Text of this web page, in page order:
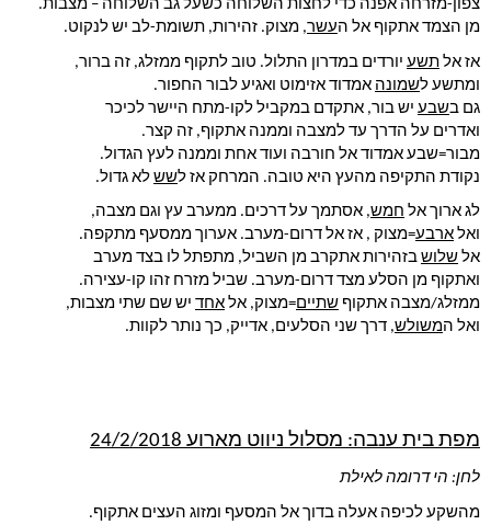
צפון-מזרחה אפנה כדי לחצות השלוחה כשעל גב השלוחה – מצבות.
מן הצמד אתקוף אל העשר, מצוק. זהירות, תשומת-לב יש לנקוט.
אז אל תשע יורדים במדרון התלול. טוב לתקוף ממזלג, זה ברור,
ומתשע לשמונה אמדוד אזימוט ואגיע לבור החפור.
גם בשבע יש בור, אתקדם במקביל לקו-מתח היישר לכיכר
ואדרים על הדרך עד למצבה וממנה אתקוף, זה קצר.
מבור=שבע אמדוד אל חורבה ועוד אחת וממנה לעץ הגדול.
נקודת התקיפה מהעץ היא טובה. המרחק אז לשש לא גדול.
לג ארוך אל חמש, אסתמך על דרכים. ממערב עץ וגם מצבה,
ואל ארבע=מצוק , אז אל דרום-מערב. אערוך ממסעף מתקפה.
אל שלוש בזהירות אתקרב מן השביל, מתפתל לו בצד מערב
ואתקוף מן הסלע מצד דרום-מערב. שביל מזרח זהו קו-עצירה.
ממזלג/מצבה אתקוף שתיים=מצוק, אל אחד יש שם שתי מצבות,
ואל המשולש, דרך שני הסלעים, אדייק, כך נותר לקוות.
מפת בית ענבה: מסלול ניווט מארוע 24/2/2018
לחן: הי דרומה לאילת
מהשקע לכיפה אעלה בדוך אל המסעף ומזוג העצים אתקוף.